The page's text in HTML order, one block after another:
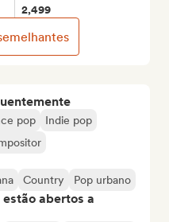
pop
Indie pop
Country Pop urbano
abertos a
2,499